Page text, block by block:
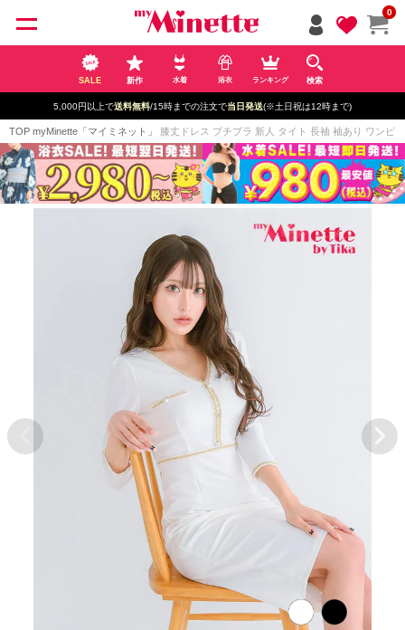
0
SALE 新作 水着 浴衣 ランキング 検索
5,000円以上で送料無料/15時までの注文で当日発送(※土日祝は12時まで)
TOP myMinette「マイミネット」 膝丈ドレス プチプラ 新人 タイト 長袖 袖あり ワンピ
ペー
ジト
ップ